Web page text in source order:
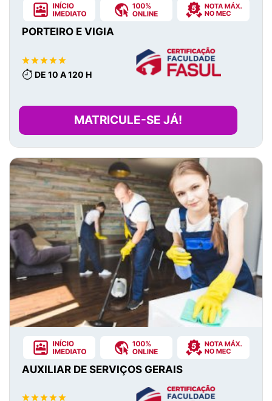
PORTEIRO E VIGIA
DE 10 A 120 H
MATRICULE-SE JÁ!
AUXILIAR DE SERVIÇOS GERAIS